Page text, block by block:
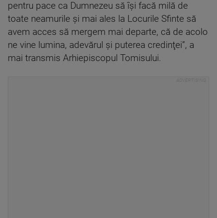
pentru pace ca Dumnezeu să îşi facă milă de
toate neamurile şi mai ales la Locurile Sfinte să
avem acces să mergem mai departe, că de acolo
ne vine lumina, adevărul şi puterea credinţei”, a
mai transmis Arhiepiscopul Tomisului.